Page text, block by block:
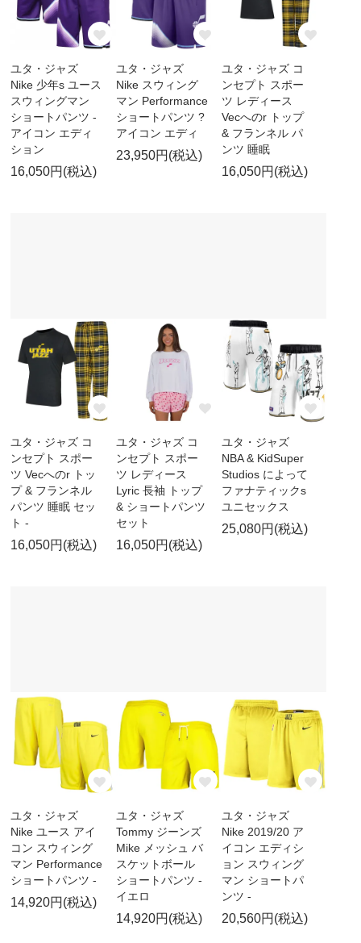
ユタ・ジャズ
Nike 少年s ユース
スウィングマン
ショートパンツ -
アイコン エディ
ション
16,050円(税込)
ユタ・ジャズ
Nike スウィング
マン Performance
ショートパンツ ?
アイコン エディ
23,950円(税込)
ユタ・ジャズ コ
ンセプト スポー
ツ レディース
Vecへのr トップ
& フランネル パ
ンツ 睡眠
16,050円(税込)
ユタ・ジャズ コ
ンセプト スポー
ツ Vecへのr トッ
プ & フランネル
パンツ 睡眠 セッ
ト -
16,050円(税込)
ユタ・ジャズ コ
ンセプト スポー
ツ レディース
Lyric 長袖 トップ
& ショートパンツ
セット
16,050円(税込)
ユタ・ジャズ
NBA & KidSuper
Studios によって
ファナティックs
ユニセックス
25,080円(税込)
ユタ・ジャズ
Nike ユース アイ
コン スウィング
マン Performance
ショートパンツ -
14,920円(税込)
ユタ・ジャズ
Tommy ジーンズ
Mike メッシュ バ
スケットボール
ショートパンツ -
イエロ
14,920円(税込)
ユタ・ジャズ
Nike 2019/20 ア
イコン エディシ
ョン スウィング
マン ショートパ
ンツ -
20,560円(税込)